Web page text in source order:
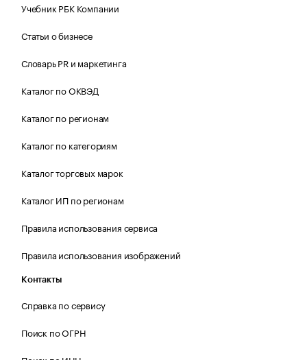
Учебник РБК Компании
Статьи о бизнесе
Словарь PR и маркетинга
Каталог по ОКВЭД
Каталог по регионам
Каталог по категориям
Каталог торговых марок
Каталог ИП по регионам
Правила использования сервиса
Правила использования изображений
Контакты
Справка по сервису
Поиск по ОГРН